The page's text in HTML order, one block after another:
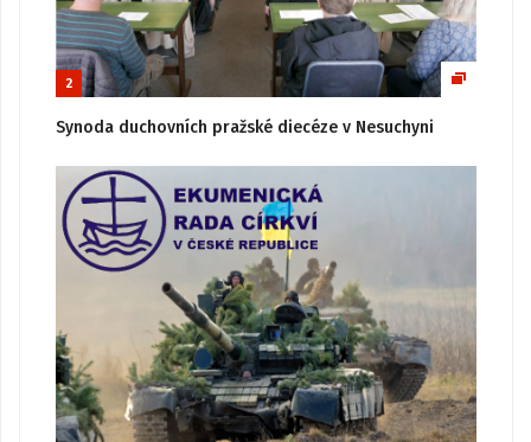
2
Synoda duchovních pražské diecéze v Nesuchyni